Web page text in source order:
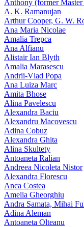
Anthony (former
A. K. Ramanujan
Arthur Cooper, G. W.
Ana Maria Nicolae
Amalia Trepca
Ana Alfianu
Alistair Ian Blyth
Amalia Marasescu
Andrii-Vlad Popa
Ana Luiza Marc
Amita Bhose
Alina Pavelescu
Alexandra Baciu
Alexandru Macovescu
Adina Cobuz
Alexandra Ghita
Alina Skultety
Antoaneta Ralian
Andreea Nicoleta Nistor
Alexandra Florescu
Anca Costea
Amelia Gheorghiu
Andra Samata, Mihai
Adina Aleman
Antoaneta Olteanu